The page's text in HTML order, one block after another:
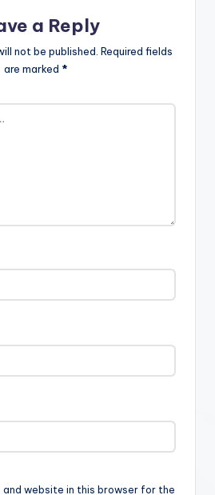
a Reply
not be published. Required fields
are marked *
and website in this browser for the